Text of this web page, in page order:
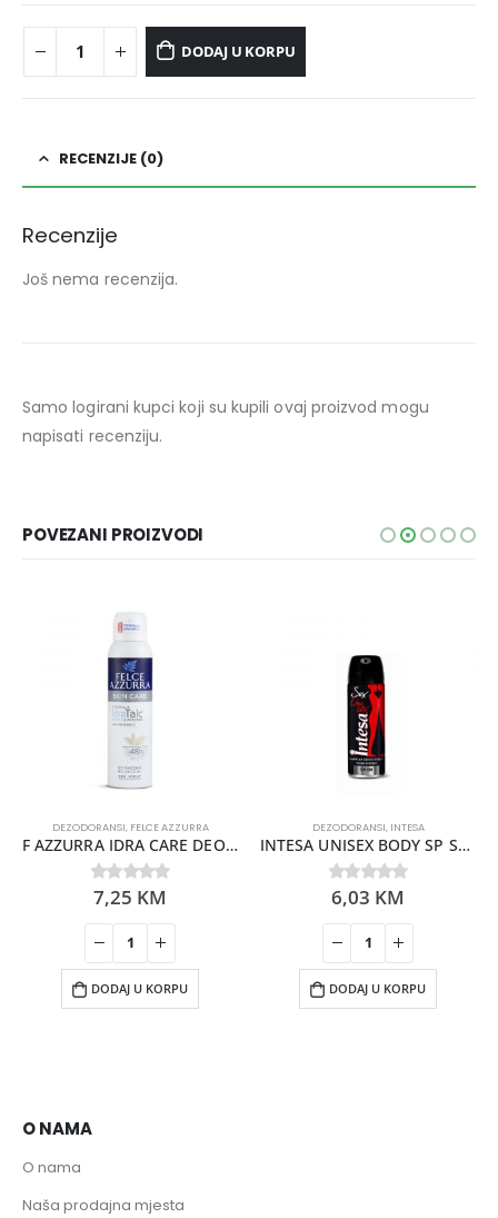
DODAJ U KORPU
RECENZIJE (0)
Recenzije
Još nema recenzija.
Samo logirani kupci koji su kupili ovaj proizvod mogu
napisati recenziju.
POVEZANI PROIZVODI
DEZODORANSI, FELCE AZZURRA
F AZZURRA IDRA CARE DEO SPRAY SKIN CARE 150ML
0out of 5
7,25 KM
DODAJ U KORPU
DEZODORANSI, INTESA
INTESA UNISEX BODY SP SEXTREME 125ML
0out of 5
6,03 KM
DODAJ U KORPU
O NAMA
O nama
Naša prodajna mjesta